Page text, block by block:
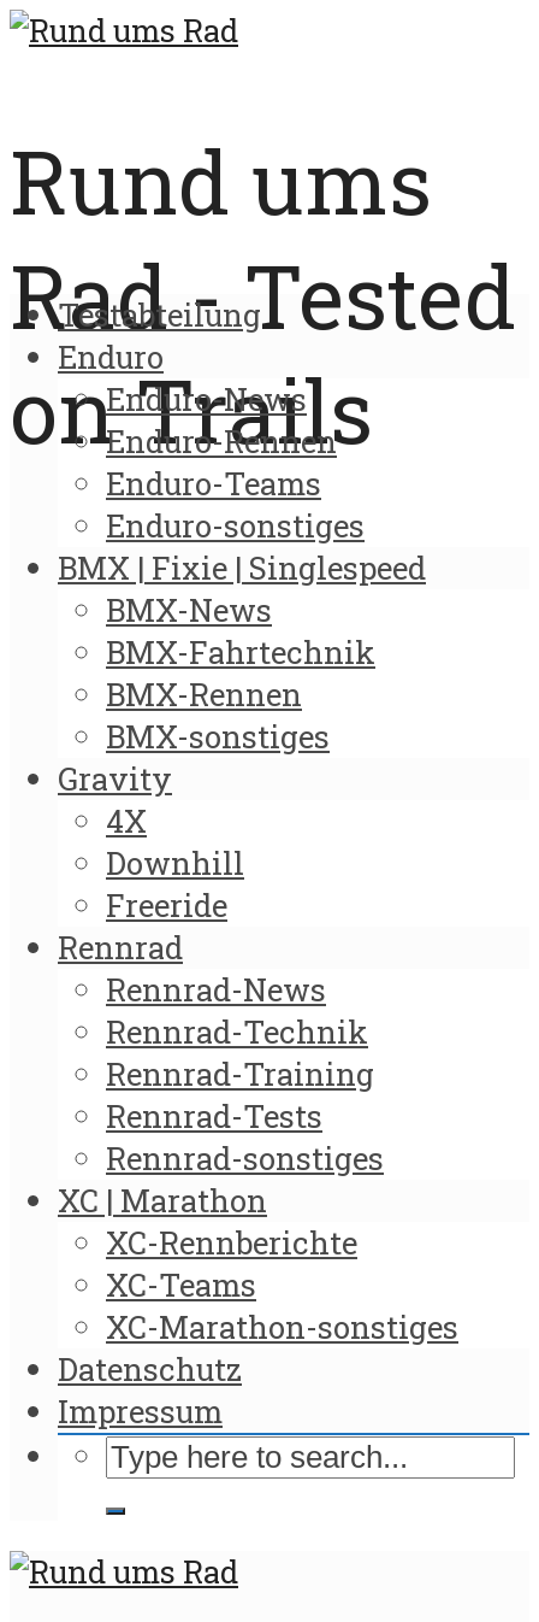
Rund ums
Rad - Tested
on Trails
Testabteilung
Enduro
Enduro-News
Enduro-Rennen
Enduro-Teams
Enduro-sonstiges
BMX | Fixie | Singlespeed
BMX-News
BMX-Fahrtechnik
BMX-Rennen
BMX-sonstiges
Gravity
4X
Downhill
Freeride
Rennrad
Rennrad-News
Rennrad-Technik
Rennrad-Training
Rennrad-Tests
Rennrad-sonstiges
XC | Marathon
XC-Rennberichte
XC-Teams
XC-Marathon-sonstiges
Datenschutz
Impressum